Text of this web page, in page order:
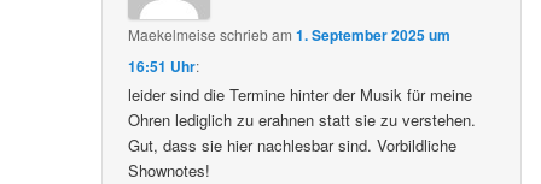
Maekelmeise schriebam1. September 2025 um
16:51 Uhr:
leider sind die Termine hinter der Musik für meine
Ohren lediglich zu erahnen statt sie zu verstehen.
Gut, dass sie hier nachlesbar sind. Vorbildliche
Shownotes!